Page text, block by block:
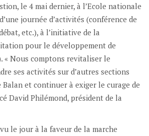
le 4 mai dernier, à l’Ecole nationale
journée d’activités (conférence de
etc.), à l’initiative de la
pour le développement de
« Nous comptons revitaliser le
ses activités sur d’autres sections
Balan et continuer à exiger le curage de
David Philémond, président de la
le jour à la faveur de la marche